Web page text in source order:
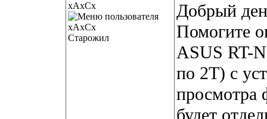
xAxCx
Старожил
Добрый
Помогите
ASUS RT-
по 2Т) с
просмотра
будет